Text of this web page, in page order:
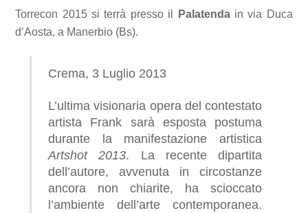
Torrecon 2015 si terrà presso il Palatenda invia Duca
d’Aosta, a Manerbio (Bs).
Crema, 3 Luglio 2013
L’ultima visionaria opera del contestato
artista Frank sarà esposta postuma
durante la manifestazione artistica
Artshot 2013. La recente dipartita
dell’autore, avvenuta in circostanze
ancora non chiarite, ha scioccato
l’ambiente dell’arte contemporanea.